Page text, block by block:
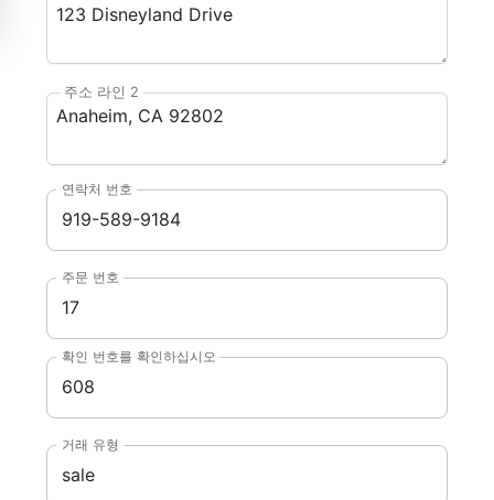
주소 라인 2
연락처 번호
주문 번호
확인 번호를 확인하십시오
거래 유형